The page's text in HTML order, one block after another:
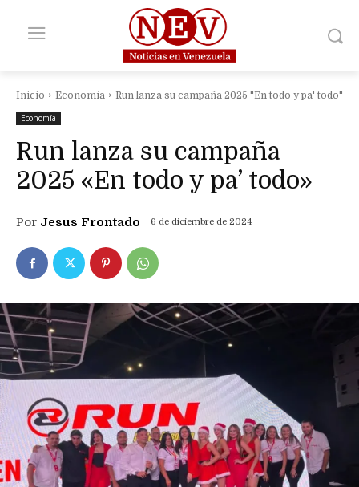
Inicio Economía
Run lanza su campaña 2025 "En todo y pa' todo"
Economía
Run lanza su campaña
2025 «En todo y pa’ todo»
Por Jesus Frontado 6 de diciembre de 2024